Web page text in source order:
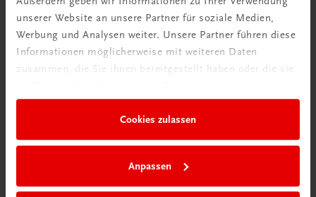
unserer Website an unsere Partner für soziale Medien,
Werbung und Analysen weiter. Unsere Partner führen diese
Informationen möglicherweise mit weiteren Daten
zusammen, die Sie ihnen bereitgestellt haben oder die sie
Cookies zulassen
Anpassen
Mehr dazu